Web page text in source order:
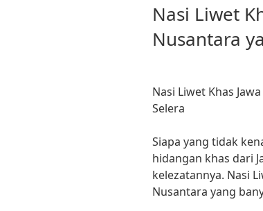
Nasi Liwet
Nusantara
Nasi Liwet Khas
Selera
Siapa yang tidak
hidangan khas dari
kelezatannya. Nasi
Nusantara yang